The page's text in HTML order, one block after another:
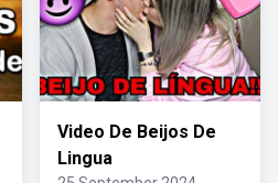
Video De Beijos De
Lingua